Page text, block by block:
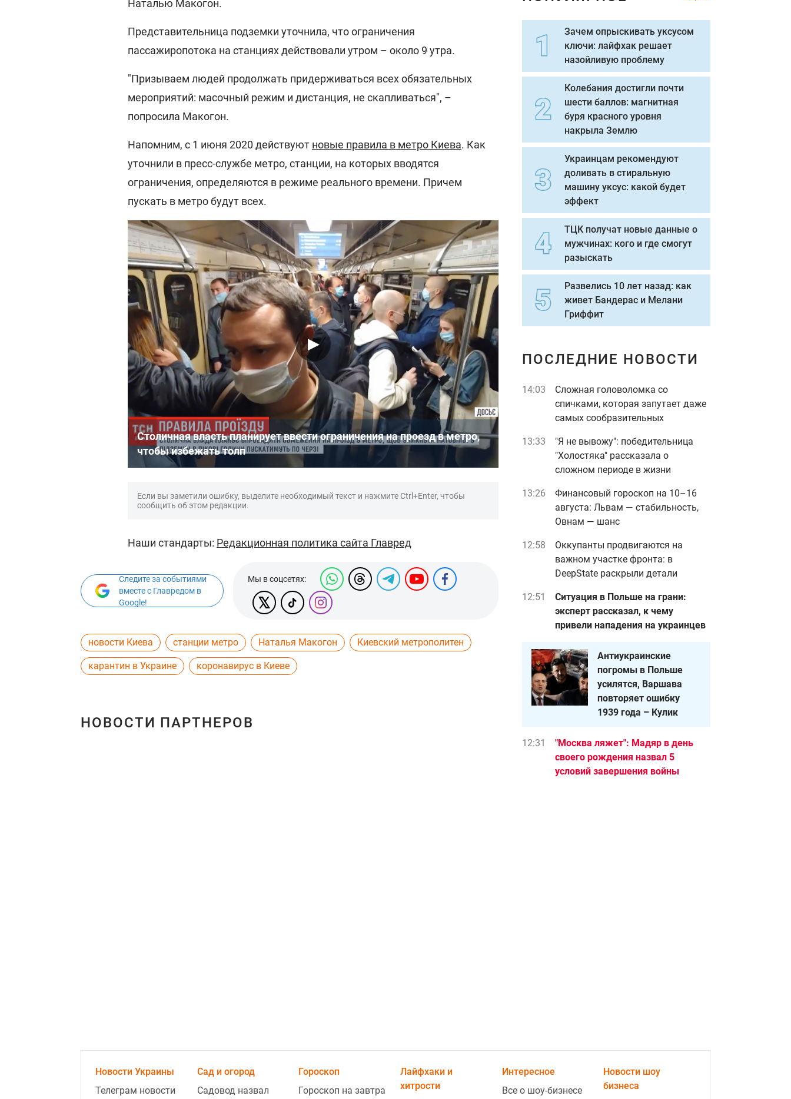
Наталью Макогон.
Представительница подземки уточнила, что ограничения
пассажиропотока на станциях действовали утром – около 9 утра.
"Призываем людей продолжать придерживаться всех обязательных
мероприятий: масочный режим и дистанция, не скапливаться", –
попросила Макогон.
Напомним, с 1 июня 2020 действуют новые правила в метро Киева. Как
уточнили в пресс-службе метро, станции, на которых вводятся
ограничения, определяются в режиме реального времени. Причем
пускать в метро будут всех.
Столичная власть планирует ввести ограничения на проезд в метро,
чтобы избежать толп
Если вы заметили ошибку, выделите необходимый текст и нажмите Ctrl+Enter, чтобы
сообщить об этом редакции.
Наши стандарты: Редакционная политика сайта Главред
Следите за событиями
вместе с Главредом в
Google!
Мы в соцсетях:
новости Киева станции метро Наталья Макогон Киевский метрополитен
карантин в Украине коронавирус в Киеве
НОВОСТИ ПАРТНЕРОВ
Зачем опрыскивать уксусом
ключи: лайфхак решает
назойливую проблему
Колебания достигли почти
шести баллов: магнитная
буря красного уровня
накрыла Землю
Украинцам рекомендуют
доливать в стиральную
машину уксус: какой будет
эффект
ТЦК получат новые данные о
мужчинах: кого и где смогут
разыскать
Развелись 10 лет назад: как
живет Бандерас и Мелани
Гриффит
ПОСЛЕДНИЕ НОВОСТИ
14:03
Сложная головоломка со
спичками, которая запутает даже
самых сообразительных
13:33
"Я не вывожу": победительница
"Холостяка" рассказала о
сложном периоде в жизни
13:26
Финансовый гороскоп на 10–16
августа: Львам — стабильность,
Овнам — шанс
12:58
Оккупанты продвигаются на
важном участке фронта: в
DeepState раскрыли детали
12:51
Ситуация в Польше на грани:
эксперт рассказал, к чему
привели нападения на украинцев
Антиукраинские
погромы в Польше
усилятся, Варшава
повторяет ошибку
1939 года – Кулик
12:31
"Москва ляжет": Мадяр в день
своего рождения назва л 5
условий завершения войны
Новости Украины
Телеграм новости
Сад и огород
Садовод назвал
Гороскоп
Гороскоп на завтра
Лайфхаки и
хитрости
Интересное
Все о шоу-бизнесе
Новости шоу
бизнеса